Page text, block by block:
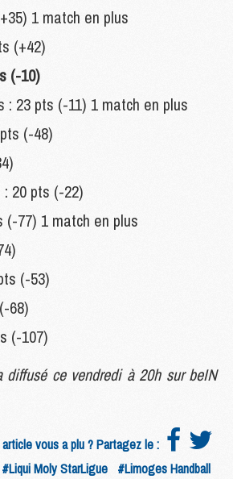
1 match en plus
(+42)
(-10)
: 23 pts (-11) 1 match en plus
(-48)
20 pts (-22)
(-77) 1 match en plus
(-53)
68)
(-107)
diffusé ce vendredi à 20h sur beIN
vous a plu ? Partagez le :
#Liqui Moly StarLigue #Limoges Handball